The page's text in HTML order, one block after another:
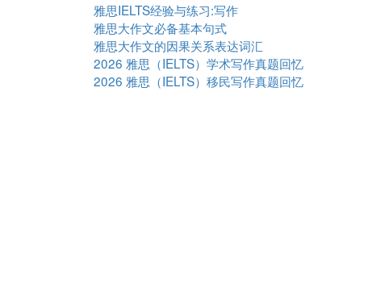
雅思IELTS经验与练习:写作
雅思大作文必备基本句式
雅思大作文的因果关系表达词汇
2026 雅思（IELTS）学术写作真题回忆
2026 雅思（IELTS）移民写作真题回忆